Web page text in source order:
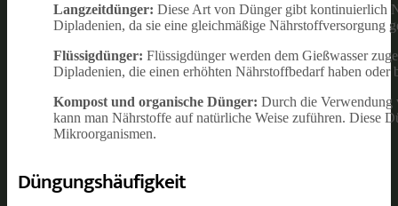
Langzeitdünger: Diese Art von Dünger gibt kontinuierlich
Dipladenien, da sie eine gleichmäßige Nährstoffversorgung
Flüssigdünger: Flüssigdünger werden dem Gießwasser
Dipladenien, die einen erhöhten Nährstoffbedarf haben oder
Kompost und organische Dünger: Durch die Verwendung
kann man Nährstoffe auf natürliche Weise zuführen. Diese
Mikroorganismen.
Düngungshäufigkeit